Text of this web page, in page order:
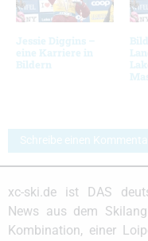
Jessie Diggins –
eine Karriere in
Bildern
Schreibe einen
xc-ski.de ist DAS
News aus dem
Kombination, einer